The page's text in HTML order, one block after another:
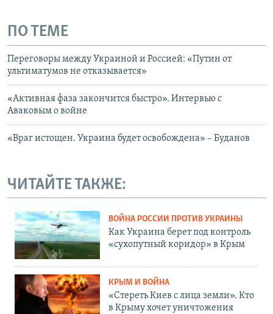
ПО ТЕМЕ
Переговоры между Украиной и Россией: «Путин от
ультиматумов не отказывается»
«Активная фаза закончится быстро». Интервью с
Аваковым о войне
«Враг истощен. Украина будет освобождена» – Буданов
ЧИТАЙТЕ ТАКЖЕ:
ВОЙНА РОССИИ ПРОТИВ УКРАИНЫ
Как Украина берет под контроль
«сухопутный коридор» в Крым
КРЫМ И ВОЙНА
«Стереть Киев с лица земли». Кто
в Крыму хочет уничтожения